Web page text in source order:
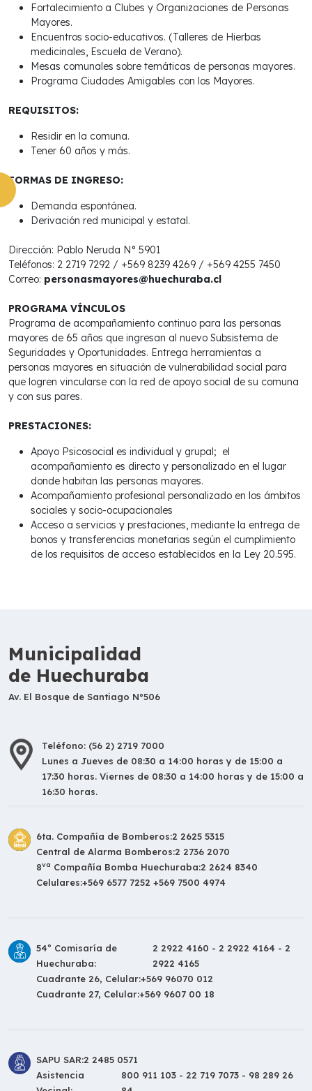
Fortalecimiento a Clubes y Organizaciones de Personas
Mayores.
Encuentros socio-educativos. (Talleres de Hierbas
medicinales, Escuela de Verano).
Mesas comunales sobre temáticas de personas mayores.
Programa Ciudades Amigables con los Mayores.
REQUISITOS:
Residir en la comuna.
Tener 60 años y más.
FORMAS DE INGRESO:
Demanda espontánea.
Derivación red municipal y estatal.
Dirección: Pablo Neruda N° 5901
Teléfonos: 2 2719 7292 / +569 8239 4269 / +569 4255 7450
Correo: personasmayores@huechuraba.cl
PROGRAMA VÍNCULOS
Programa de acompañamiento continuo para las personas
mayores de 65 años que ingresan al nuevo Subsistema de
Seguridades y Oportunidades. Entrega herramientas a
personas mayores en situación de vulnerabilidad social para
que logren vincularse con la red de apoyo social de su comuna
y con sus pares.
PRESTACIONES:
Apoyo Psicosocial es individual y grupal; el
acompañamiento es directo y personalizado en el lugar
donde habitan las personas mayores.
Acompañamiento profesional personalizado en los ámbitos
sociales y socio-ocupacionales
Acceso a servicios y prestaciones, mediante la entrega de
bonos y transferencias monetarias según el cumplimiento
de los requisitos de acceso establecidos en la Ley 20.595.
Municipalidad
de Huechuraba
Av. El Bosque de Santiago N°506
Teléfono: (56 2) 2719 7000
Lunes a Jueves de 08:30 a 14:00 horas y de 15:00 a
17:30 horas. Viernes de 08:30 a 14:00 horas y de 15:00 a
16:30 horas.
6ta. Compañía de Bomberos:2 2625 5315
Central de Alarma Bomberos:2 2736 2070
8va Compañía Bomba Huechuraba:2 2624 8340
Celulares:+569 6577 7252 +569 7500 4974
54º Comisaría de
Huechuraba:
2 2922 4160 - 2 2922 4164 - 2
2922 4165
Cuadrante 26, Celular:+569 96070 012
Cuadrante 27, Celular:+569 9607 00 18
SAPU SAR:2 2485 0571
Asistencia
800 911 103 - 22 719 7073 - 98 289 26